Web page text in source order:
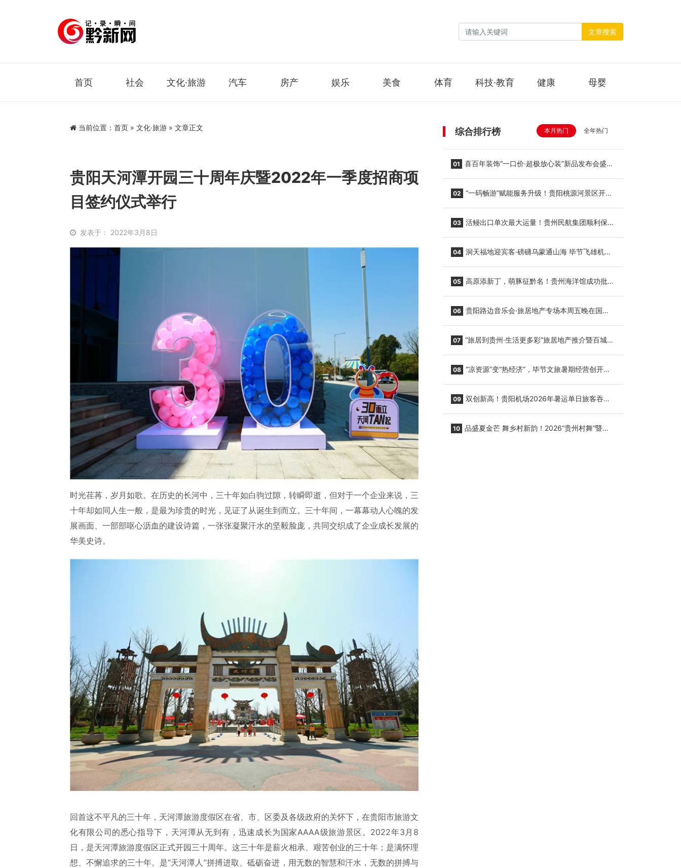
文章搜索
首页 社会 文化·旅游 汽车 房产 娱乐 美食 体育 科技·教育 健康 母婴
当前位置： 首页 » 文化·旅游 » 文章正文
贵阳天河潭开园三十周年庆暨2022年一季度招商项
目签约仪式举行
发表于： 2022年3月8日
时光荏苒，岁月如歌。在历史的长河中，三十年如白驹过隙，转瞬即逝，但对于一个企业来说，三
十年却如同人生一般，是最为珍贵的时光，见证了从诞生到而立。三十年间，一幕幕动人心魄的发
展画面、一部部呕心沥血的建设诗篇，一张张凝聚汗水的坚毅脸庞，共同交织成了企业成长发展的
华美史诗。
回首这不平凡的三十年，天河潭旅游度假区在省、市、区委及各级政府的关怀下，在贵阳市旅游文
化有限公司的悉心指导下，天河潭从无到有，迅速成长为国家AAAA级旅游景区。2022年3月8
日，是天河潭旅游度假区正式开园三十周年。这三十年是薪火相承、艰苦创业的三十年；是满怀理
想、不懈追求的三十年。是“天河潭人”拼搏进取、砥砺奋进，用无数的智慧和汗水，无数的拼搏与
综合排行榜 本月热门 全年热门
01 喜百年装饰“一口价·超极放心装”新品发布会盛大
02 “一码畅游”赋能服务升级！贵阳桃源河景区开
03 活鳗出口单次最大运量！贵州民航集团顺利保障
04 洞天福地迎宾客·磅礴乌蒙通山海 毕节飞雄机场
05 高原添新丁，萌豚征黔名！贵州海洋馆成功批量
06 贵阳路边音乐会·旅居地产专场本周五晚在国际
07 “旅居到贵州·生活更多彩”旅居地产推介暨百城千
08 “凉资源”变“热经济”，毕节文旅暑期经营创开门
09 双创新高！贵阳机场2026年暑运单日旅客吞吐
10 品盛夏金芒 舞乡村新韵！2026“贵州村舞”暨望